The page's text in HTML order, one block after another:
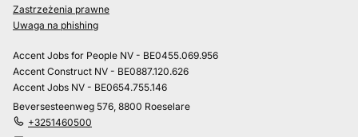
Zastrzeżenia prawne
Uwaga na phishing
Accent Jobs for People NV - BE0455.069.956
Accent Construct NV - BE0887.120.626
Accent Jobs NV - BE0654.755.146
Beversesteenweg 576, 8800 Roeselare
+3251460500